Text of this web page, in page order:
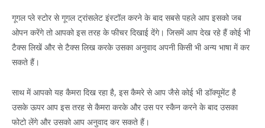
गूगल प्ले स्टोर से गूगल ट्रांसलेट इंस्टॉल करने के बाद सबसे पहले आप इसको जब
ओपन करेंगे तो आपको इस तरह के फीचर दिखाई देंगे। जिसमें आप देख रहे हैं कोई भी
टैक्स लिखें और से टैक्स लिख करके उसका अनुवाद अपनी किसी भी अन्य भाषा में कर
सकते हैं।
साथ में आपको यह कैमरा दिख रहा है, इस कैमरे से आप जैसे कोई भी डॉक्यूमेंट है
उसके ऊपर आप इस तरह से कैमरा करके और उस पर स्कैन करने के बाद उसका
फोटो लेंगे और उसको आप अनुवाद कर सकते हैं।